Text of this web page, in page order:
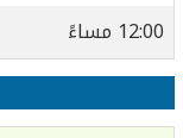
12:00 مساءً